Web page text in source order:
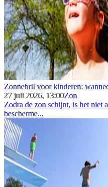
Zonnebril voor kinderen:
27 juli 2026, 13:00Zon
Zodra de zon schijnt, is het niet
bescherme...